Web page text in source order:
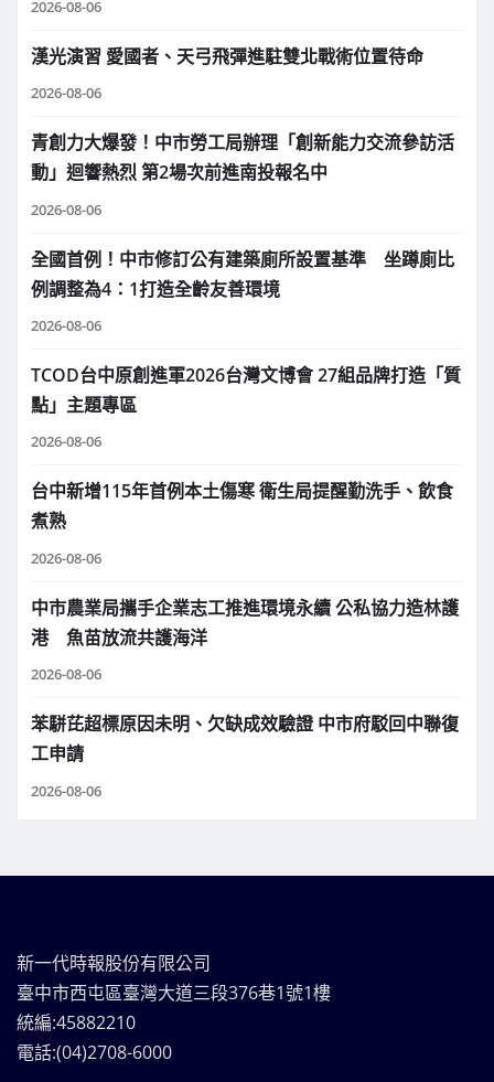
2026-08-06
漢光演習 愛國者、天弓飛彈進駐雙北戰術位置待命
2026-08-06
青創力大爆發！中市勞工局辦理「創新能力交流參訪活
動」迴響熱烈 第2場次前進南投報名中
2026-08-06
全國首例！中市修訂公有建築廁所設置基準 坐蹲廁比
例調整為4：1打造全齡友善環境
2026-08-06
TCOD台中原創進軍2026台灣文博會 27組品牌打造「質
點」主題專區
2026-08-06
台中新增115年首例本土傷寒 衛生局提醒勤洗手、飲食
煮熟
2026-08-06
中市農業局攜手企業志工推進環境永續 公私協力造林護
港 魚苗放流共護海洋
2026-08-06
苯駢芘超標原因未明、欠缺成效驗證 中市府駁回中聯復
工申請
2026-08-06
新一代時報股份有限公司
臺中市西屯區臺灣大道三段376巷1號1樓
統編:45882210
電話:(04)2708-6000